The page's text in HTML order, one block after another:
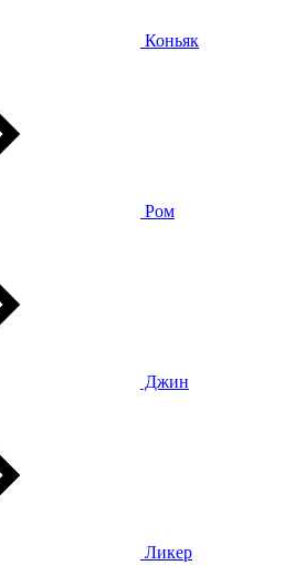
Коньяк
Ром
Джин
Ликер